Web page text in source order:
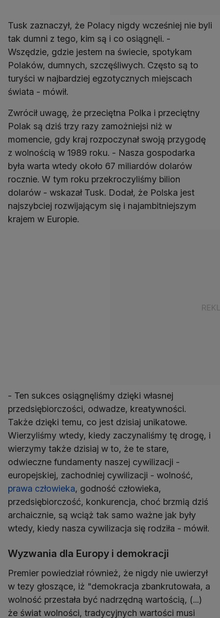
Tusk zaznaczył, że Polacy nigdy wcześniej nie byli
tak dumni z tego, kim są i co osiągnęli. -
Wszędzie, gdzie jestem na świecie, spotykam
Polaków, dumnych, szczęśliwych. Często są to
turyści w najbardziej egzotycznych miejscach
świata - mówił.
Zwrócił uwagę, że przeciętna Polka i przeciętny
Polak są dziś trzy razy zamożniejsi niż w
momencie, gdy kraj rozpoczynał swoją przygodę
z wolnością w 1989 roku. - Nasza gospodarka
była warta wtedy około 67 miliardów dolarów
rocznie. W tym roku przekroczyliśmy bilion
dolarów - wskazał Tusk. Dodał, że Polska jest
najszybciej rozwijającym się i najambitniejszym
krajem w Europie.
- Ten sukces osiągnęliśmy dzięki własnej
przedsiębiorczości, odwadze, kreatywności.
Także dzięki temu, co jest dzisiaj unikatowe.
Wierzyliśmy wtedy, kiedy zaczynaliśmy tę drogę, i
wierzymy także dzisiaj w to, że te stare,
odwieczne fundamenty naszej cywilizacji -
europejskiej, zachodniej cywilizacji - wolność,
prawa człowieka, godność człowieka,
przedsiębiorczość, konkurencja, choć brzmią dziś
archaicznie, są wciąż tak samo ważne jak były
wtedy, kiedy nasza cywilizacja się rodziła - mówił.
Wyzwania dla Europy i demokracji
Premier powiedział również, że nigdy nie uwierzył
w tezy głoszące, iż "demokracja zbankrutowała, a
wolność przestała być nadrzędną wartością, (...)
że świat wolności, tradycyjnych wartości musi